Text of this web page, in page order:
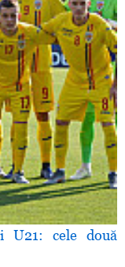
U21: cele două